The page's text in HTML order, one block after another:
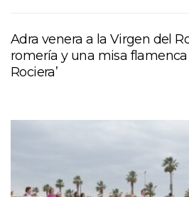
Adra venera a la Virgen del
romería y una misa flamenca
Rociera’